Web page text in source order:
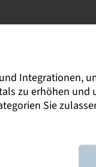
Integrationen,
zu erhöhen
Sie